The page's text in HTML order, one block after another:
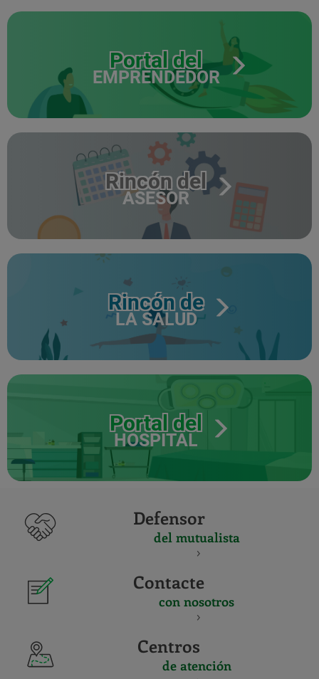
Portal del
EMPRENDEDOR
Rincón del
ASESOR
Rincón de
LA SALUD
Portal del
HOSPITAL
Defensor
del mutualista
Contacte
con nosotros
Centros
de atención